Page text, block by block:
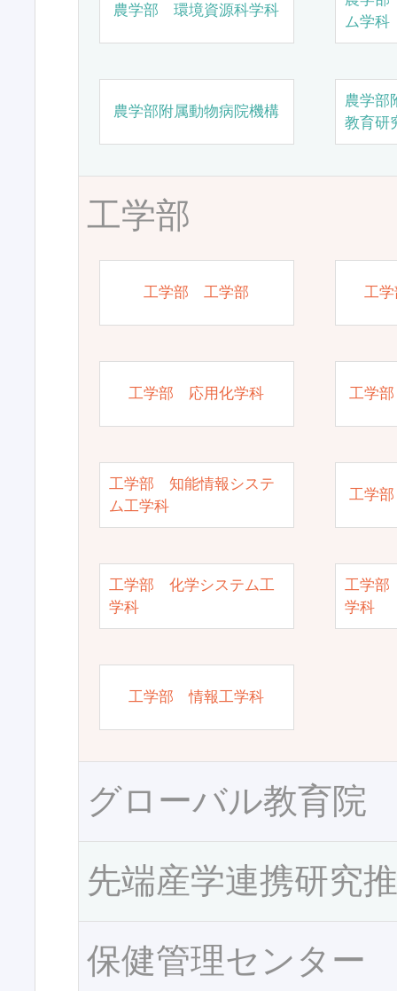
農学部 環境資源科学科
ム学科
農学部附属動物病院機構
農学部
教育研
工学部
工学部 工学部 工
工学部 応用化学科 工学
工学部 知能情報システ
ム工学科
工学
工学部 化学システム工
学科
工学部
学科
工学部 情報工学科
グローバル教育院
先端産学連携研究
保健管理センター